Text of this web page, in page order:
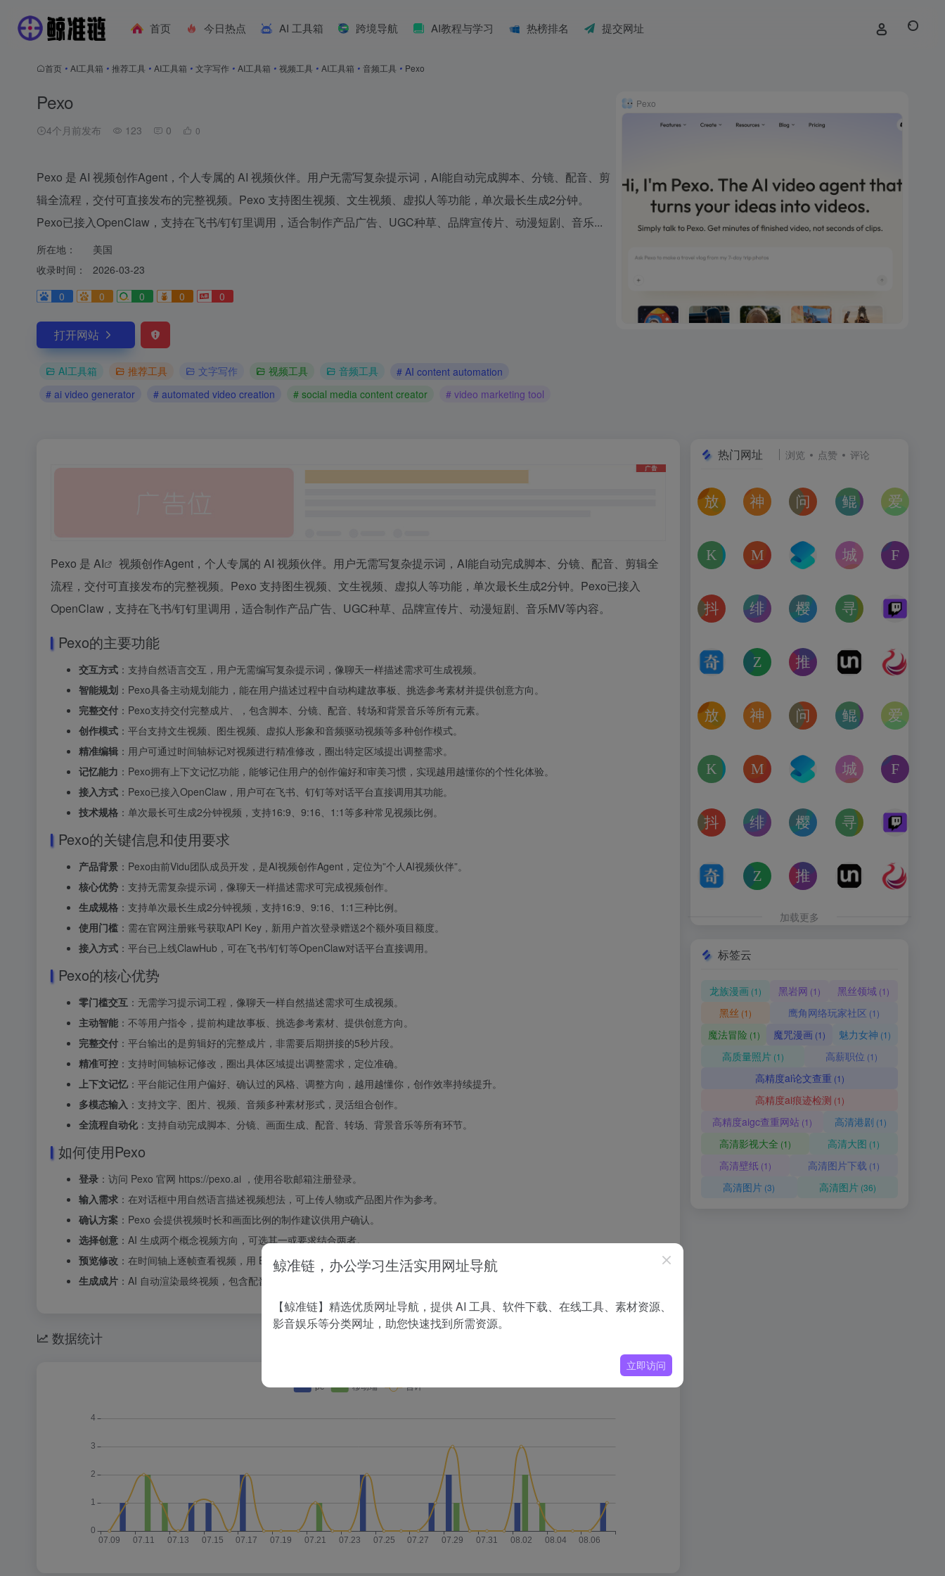
首页 今日热点 AI 工具箱 跨境导航 AI教程与学习 热榜排名 提交网址
首页 • AI工具箱 • 推荐工具 • AI工具箱 • 文字写作 • AI工具箱 • 视频工具 • AI工具箱 • 音频工具 • Pexo
Pexo
4个月前发布 123 0 0
Pexo 是 AI 视频创作Agent，个人专属的 AI 视频伙伴。用户无需写复杂提示词，AI能自动完成脚本、分镜、配音、剪
辑全流程，交付可直接发布的完整视频。Pexo 支持图生视频、文生视频、虚拟人等功能，单次最长生成2分钟。
Pexo已接入OpenClaw，支持在飞书/钉钉里调用，适合制作产品广告、UGC种草、品牌宣传片、动漫短剧、音乐...
所在地：
美国
收录时间：
2026-03-23
0
0 0 0 0
打开网站
AI工具箱 推荐工具 文字写作 视频工具 音频工具
# AI content automation
# ai video generator
# automated video creation # social media content creator # video marketing tool
Pexo
Pexo 是 AI
视频创作Agent，个人专属的 AI 视频伙伴。用户无需写复杂提示词，AI能自动完成脚本、分镜、配音、剪辑全
流程，交付可直接发布的完整视频。Pexo 支持图生视频、文生视频、虚拟人等功能，单次最长生成2分钟。Pexo已接入
OpenClaw，支持在飞书/钉钉里调用，适合制作产品广告、UGC种草、品牌宣传片、动漫短剧、音乐MV等内容。
Pexo的主要功能
交互方式 ：支持自然语言交互，用户无需编写复杂提示词，像聊天一样描述需求可生成视频。
智能规划 ：Pexo具备主动规划能力，能在用户描述过程中自动构建故事板、挑选参考素材并提供创意方向。
完整交付 ：Pexo支持交付完整成片、，包含脚本、分镜、配音、转场和背景音乐等所有元素。
创作模式 ：平台支持文生视频、图生视频、虚拟人形象和音频驱动视频等多种创作模式。
精准编辑 ：用户可通过时间轴标记对视频进行精准修改，圈出特定区域提出调整需求。
记忆能力 ：Pexo拥有上下文记忆功能，能够记住用户的创作偏好和审美习惯，实现越用越懂你的个性化体验。
接入方式 ：Pexo已接入OpenClaw，用户可在飞书、钉钉等对话平台直接调用其功能。
技术规格 ：单次最长可生成2分钟视频，支持16:9、9:16、1:1等多种常见视频比例。
Pexo的关键信息和使用要求
产品背景 ：Pexo由前Vidu团队成员开发，是AI视频创作Agent，定位为”个人AI视频伙伴”。
核心优势 ：支持无需复杂提示词，像聊天一样描述需求可完成视频创作。
生成规格 ：支持单次最长生成2分钟视频，支持16:9、9:16、1:1三种比例。
使用门槛 ：需在官网注册账号获取API Key，新用户首次登录赠送2个额外项目额度。
接入方式 ：平台已上线ClawHub，可在飞书/钉钉等OpenClaw对话平台直接调用。
Pexo的核心优势
零门槛交互 ：无需学习提示词工程，像聊天一样自然描述需求可生成视频。
主动智能 ：不等用户指令，提前构建故事板、挑选参考素材、提供创意方向。
完整交付 ：平台输出的是剪辑好的完整成片，非需要后期拼接的5秒片段。
精准可控 ：支持时间轴标记修改，圈出具体区域提出调整需求，定位准确。
上下文记忆 ：平台能记住用户偏好、确认过的风格、调整方向，越用越懂你，创作效率持续提升。
多模态输入 ：支持文字、图片、视频、音频多种素材形式，灵活组合创作。
全流程自动化 ：支持自动完成脚本、分镜、画面生成、配音、转场、背景音乐等所有环节。
如何使用Pexo
登录 ：访问 Pexo 官网 https://pexo.ai ，使用谷歌邮箱注册登录。
输入需求 ：在对话框中用自然语言描述视频想法，可上传人物或产品图片作为参考。
确认方案 ：Pexo 会提供视频时长和画面比例的制作建议供用户确认。
选择创意 ：AI 生成两个概念视频方向，可选其一或要求结合两者。
预览修改 ：在时间轴上逐帧查看视频，用 Batch Feedback 功能圈出画面并输入修改意见。
生成成片 ：AI 自动渲染最终视频，包含配音、背景音乐和特效，无需二次剪辑。
数据统计
热门网址 浏览 点赞 评论
放屁音乐网
在线免费下载全网MP3付费歌曲
神仙代售
神仙代售，专注于游戏账号交易平台多年
问卷星
免费使用问卷星创建问卷调查
鲲Galgame论坛
一个专注于二次元
kagurafan
游戏补丁分享网站
MCBBS
MCBBS我的世界中文论坛官网入口
转换云
转换云（
城市交通健康榜
高德地图中国主要
抖音课堂
抖音旗下综合学习平台，覆盖抖音、今日头条、西瓜视
绯月论坛
绯月是一个以动漫、游戏、音乐、绘画等为
樱之空动漫
樱之空动漫是一个专为动漫爱
寻宝天行
完美世界官方授权
奇书网
TXT电子书免费下载,TXT全集下载,小说TXT下载,全本完
Zoom Earth
Zoom Earth风暴追踪器，实时天气和卫星图
推次元
推次元a2cy.com(T站)是以
Unblast – 免费
Unblast是免费设
放屁音乐网
在线免费下载全网MP3付费歌曲
神仙代售
神仙代售，专注于游戏账号交易平台多年
问卷星
免费使用问卷星创建问卷调查
鲲Galgame论坛
一个专注于二次元
kagurafan
游戏补丁分享网站
MCBBS
MCBBS我的世界中文论坛官网入口
转换云
转换云（
城市交通健康榜
高德地图中国主要
抖音课堂
抖音旗下综合学习平台，覆盖抖音、今日头条、西瓜视
绯月论坛
绯月是一个以动漫、游戏、音乐、绘画等为
樱之空动漫
樱之空动漫是一个专为动漫爱
寻宝天行
完美世界官方授权
奇书网
TXT电子书免费下载,TXT全集下载,小说TXT下载,全本完
Zoom Earth
Zoom Earth风暴追踪器，实时天气和卫星图
推次元
推次元a2cy.com(T站)是以
Unblast – 免费
Unblast是免费设
加载更多
标签云
龙族漫画 (1) 黑岩网 (1) 黑丝领域 (1)
黑丝 (1) 鹰角网络玩家社区 (1)
魔法冒险 (1) 魔咒漫画 (1) 魅力女神 (1)
高质量照片(1) 高薪职位 (1)
高精度ai论文查重 (1)
高精度ai痕迹检测 (1)
高精度aigc查重网站 (1) 高清港剧 (1)
高清影视大全 (1) 高清大图 (1)
高清壁纸 (1) 高清图片下载 (1)
高清图片 (3) 高清图片(36)
鲸准链，办公学习生活实用网址导航
【鲸准链】精选优质网址导航，提供 AI 工具、软件下载、在线工具、素材资源、
影音娱乐等分类网址，助您快速找到所需资源。
立即访问